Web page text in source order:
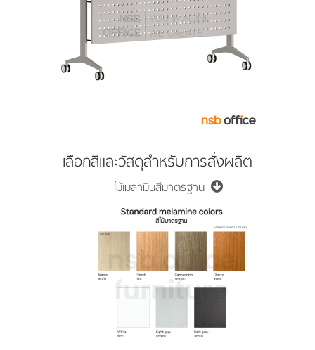
เลือกสีและวัสดุสำหรับการสั่งผลิต
ไม้เมลามีนสีมาตรฐาน